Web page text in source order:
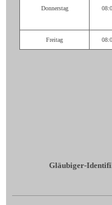
Donnerstag
Freitag
Gläubiger-